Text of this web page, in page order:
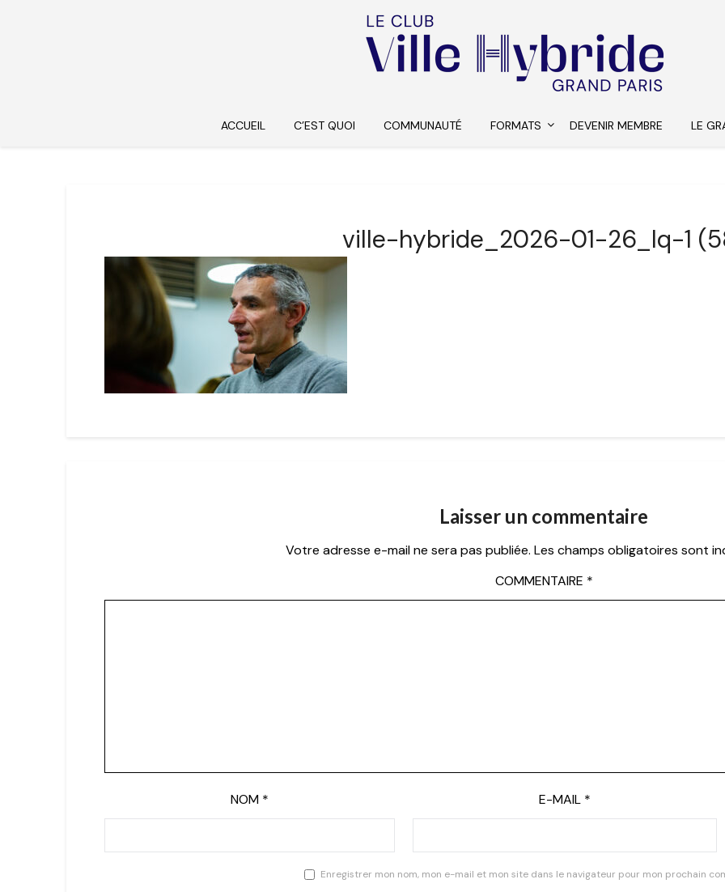
ACCUEIL C’EST QUOI COMMUNAUTÉ FORMATS DEVENIR MEMBRE LE
ville-hybride_2026-01-26_lq-1
Laisser un commentaire
Votre adresse e-mail ne sera pas publiée. Les champs obligatoires sont
COMMENTAIRE *
NOM * E-MAIL *
Enregistrer mon nom, mon e-mail et mon site dans le navigateur pour mon prochain